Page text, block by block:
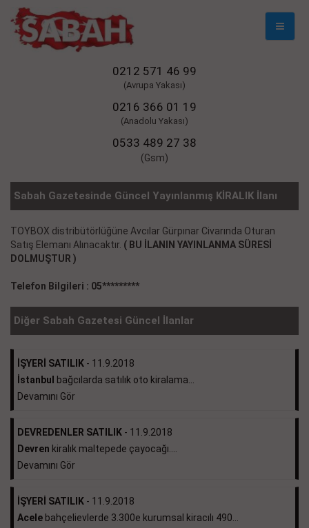
Mobil
0212 571 46 99
(Avrupa Yakası)
0216 366 01 19
(Anadolu Yakası)
0533 489 27 38
(Gsm)
Sabah Gazetesinde Güncel Yayınlanmış KİRALIK İlanı
TOYBOX distribütörlüğüne Avcılar Gürpınar Civarında Oturan
Satış Elemanı Alınacaktır. ( BU İLANIN YAYINLANMA SÜRESİ
DOLMUŞTUR )
Telefon Bilgileri : 05*********
Diğer Sabah Gazetesi Güncel İlanlar
İŞYERİ SATILIK - 11.9.2018
İstanbul
bağcılarda satılık oto kiralama...
Devamını Gör
DEVREDENLER SATILIK - 11.9.2018
Devren kiralık maltepede çayocağı....
Devamını Gör
İŞYERİ SATILIK - 11.9.2018
Acele bahçelievlerde 3.300e kurumsal kiracılı 490...